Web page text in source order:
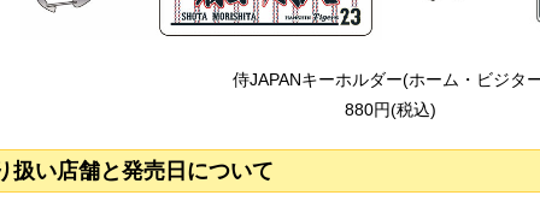
侍JAPANキーホルダー(ホーム・ビジタ
880円(税込)
扱い店舗と発売日について